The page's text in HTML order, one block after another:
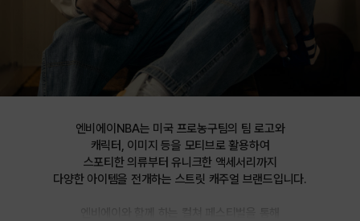
엔비에이NBA는 미국 프로농구팀의 팀 로고와
캐릭터, 이미지 등을 모티브로 활용하여
스포티한 의류부터 유니크한 액세서리까지
다양한 아이템을 전개하는 스트릿 캐주얼 브랜드입니다.